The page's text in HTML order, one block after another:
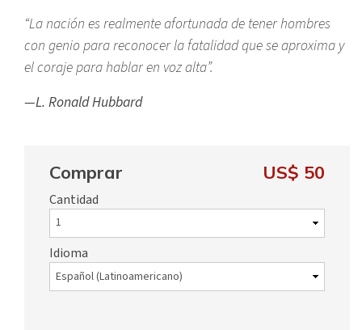
“La nación es realmente afortunada de tener hombres
con genio para reconocer la fatalidad que se aproxima y
el coraje para hablar en voz alta”.
—L. Ronald Hubbard
Comprar US$ 50
Cantidad
Idioma